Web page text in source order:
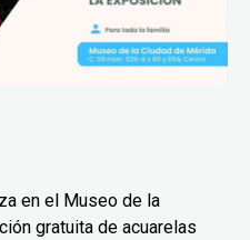
en el Museo de la
gratuita de acuarelas